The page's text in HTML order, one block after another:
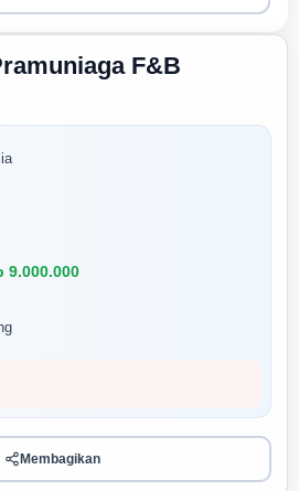
F&B
9.000.000
Membagikan